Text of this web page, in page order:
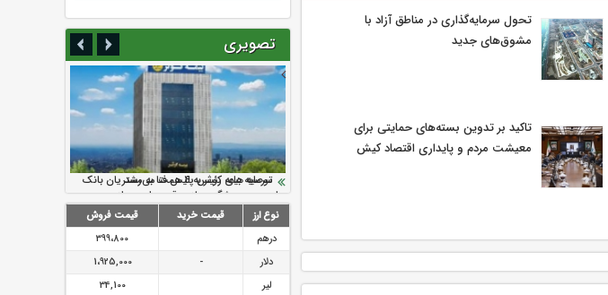
تحول سرمایه‌گذاری در مناطق آزاد با
مشوق‌های جدید
تاکید بر تدوین بسته‌های حمایتی برای
معیشت مردم و پایداری اقتصاد کیش
تصویری
ارزش سهام عدالت بالا رفت
سرمایه بیمه کوثر به ۴ همت می‌رسد
نود ثانیه با فولاد سنگان
تقدیر دبیرکل سندیکای بیمه گران ایران از
اقدامات مدیرعامل بیمه رازی
توصیه های رئیس پلیس فتا به مشتریان بانک
ها در مورد پیشگیری از سرقت های مجازی
نوع ارز قیمت خرید
قیمت فروش
درهم
399،800
دلار
-
1،925,000
لیر
34,100